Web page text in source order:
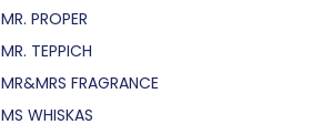
MR. PROPER
MR. TEPPICH
MR&MRS FRAGRANCE
MS WHISKAS